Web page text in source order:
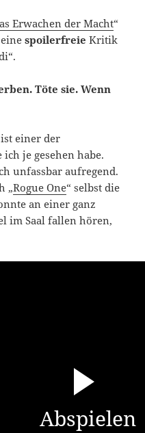
Erwachen der Macht“
einespoilerfreie Kritik
Töte sie. Wenn
ist einer der
je gesehen habe.
unfassbar aufregend.
„Rogue One“ selbst die
an einer ganz
im Saal fallen hören,
Abspielen